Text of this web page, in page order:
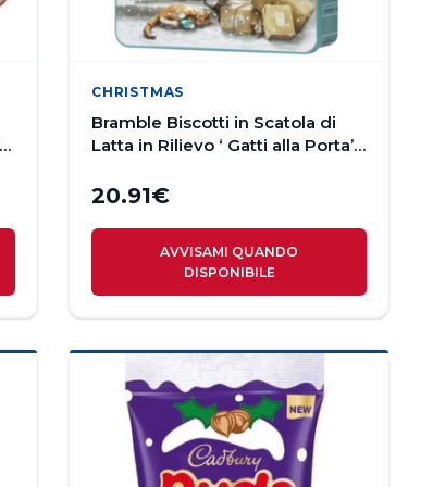
CHRISTMAS
Bramble Biscotti in Scatola di
Latta in Rilievo ‘ Gatti alla Porta’
20.91€
AVVISAMI QUANDO
DISPONIBILE